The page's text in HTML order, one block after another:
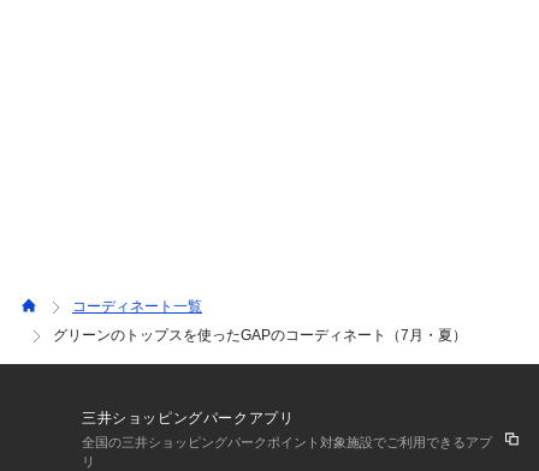
コーディネート一覧
グリーンのトップスを使ったGAPのコーディネート（7月・夏）
三井ショッピングパークアプリ
全国の三井ショッピングパークポイント対象施設でご利用できるアプ
リ